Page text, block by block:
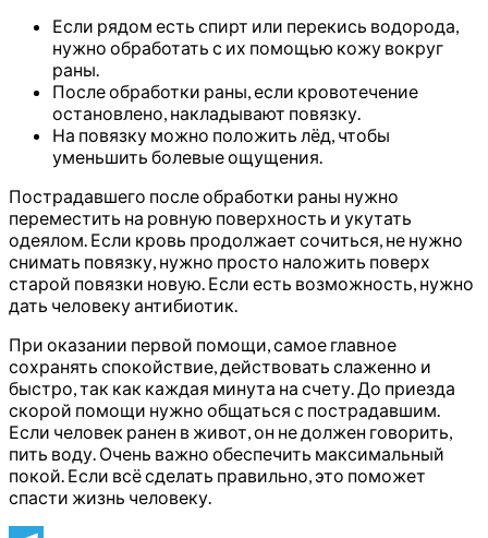
Если рядом есть спирт или перекись водорода,
нужно обработать с их помощью кожу вокруг
раны.
После обработки раны, если кровотечение
остановлено, накладывают повязку.
На повязку можно положить лёд, чтобы
уменьшить болевые ощущения.
Пострадавшего после обработки раны нужно
переместить на ровную поверхность и укутать
одеялом. Если кровь продолжает сочиться, не нужно
снимать повязку, нужно просто наложить поверх
старой повязки новую. Если есть возможность, нужно
дать человеку антибиотик.
При оказании первой помощи, самое главное
сохранять спокойствие, действовать слаженно и
быстро, так как каждая минута на счету. До приезда
скорой помощи нужно общаться с пострадавшим.
Если человек ранен в живот, он не должен говорить,
пить воду. Очень важно обеспечить максимальный
покой. Если всё сделать правильно, это поможет
спасти жизнь человеку.